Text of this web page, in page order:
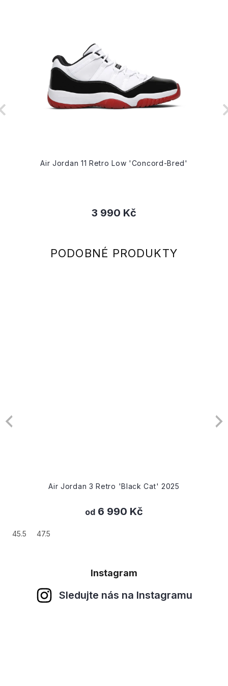
Air Jordan 11 Retro Low 'Concord-Bred'
3 990 Kč
Air Jordan 3 Retro 'Black Cat' 2025
od 6 990 Kč
45.5 47.5
Instagram
Sledujte nás na Instagramu